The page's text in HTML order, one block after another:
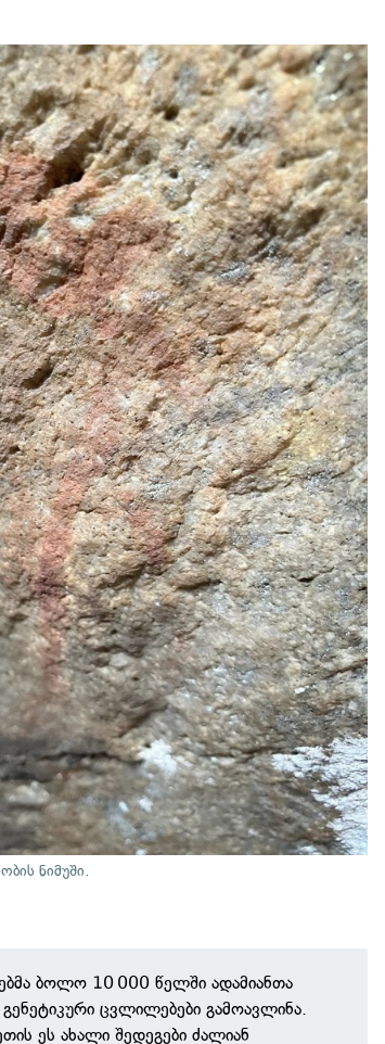
ნიმუში.
ბოლო 10 000 წელში ადამიანთა
ცვლილებები გამოავლინა.
ეს ახალი შედეგები ძალიან